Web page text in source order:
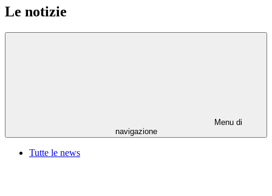
Le notizie
Menu di
navigazione
Tutte le news